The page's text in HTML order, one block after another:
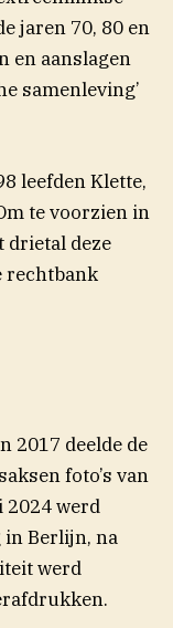
jaren 70, 80 en
en aanslagen
samenleving’
leefden Klette,
te voorzien in
drietal deze
rechtbank
2017 deelde de
foto’s van
2024 werd
in Berlijn, na
werd